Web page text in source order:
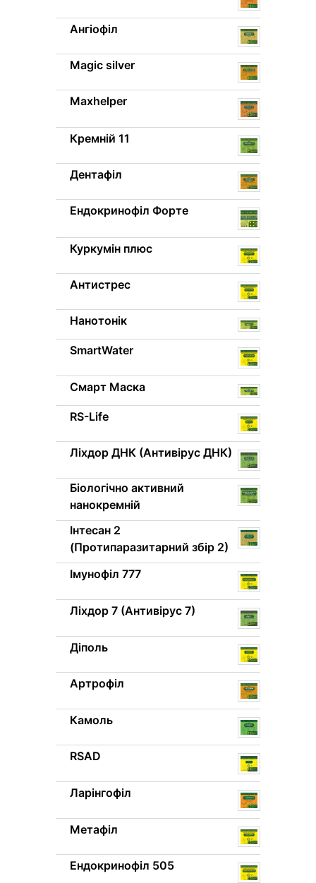
Ангіофіл
Magic silver
Maxhelper
Кремній 11
Дентафіл
Ендокринофіл Форте
Куркумін плюс
Антистрес
Нанотонік
SmartWater
Смарт Маска
RS-Life
Ліхдор ДНК (Антивірус ДНК)
Біологічно активний
нанокремній
Інтесан 2
(Протипаразитарний збір 2)
Імунофіл 777
Ліхдор 7 (Антивірус 7)
Діполь
Артрофіл
Камоль
RSAD
Ларінгофіл
Метафіл
Ендокринофіл 505